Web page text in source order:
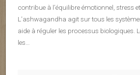
contribue à l’équilibre émotionnel, stress
L’ashwagandha agit sur tous les
aide à réguler les processus biologiques.
les…